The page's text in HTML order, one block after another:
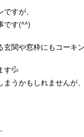
すが、
です(^^)
関や窓枠にもコーキ
す💦
うかもしれませんが